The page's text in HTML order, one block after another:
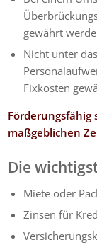
gewährt
Nicht unter
Fixkosten
maßgeblichen
Die
Miete oder
Zinsen für